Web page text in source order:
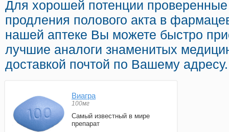
Для хорошей потенции
продления полового акта в
нашей аптеке Вы можете быстро
лучшие аналоги знаменитых
доставкой почтой по Вашему адресу.
Виагра
100мг
Самый известный в мире
препарат